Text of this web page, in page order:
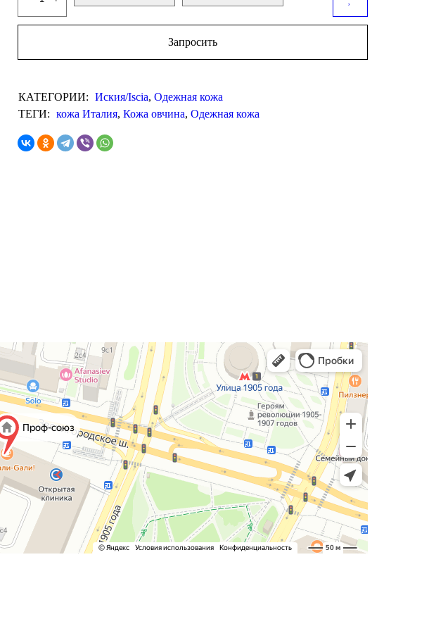
Запросить
КАТЕГОРИИ: Иския/Iscia, Одежная кожа
ТЕГИ: кожа Италия, Кожа овчина, Одежная кожа